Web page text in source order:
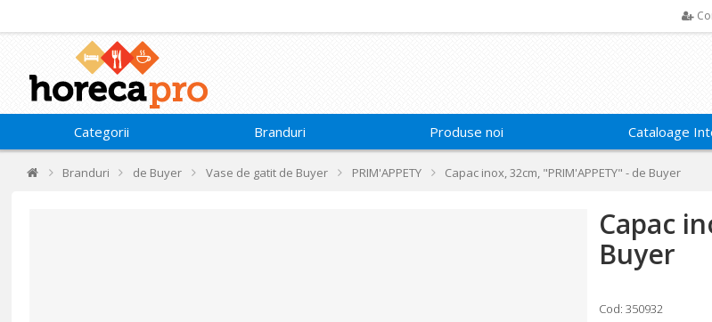
Categorii Branduri Produse noi Cataloage
Branduri de Buyer Vase de gatit de Buyer PRIM'APPETY Capac inox, 32cm, "PRIM'APPETY" - de Buyer
Capac
Buyer
Cod: 350932